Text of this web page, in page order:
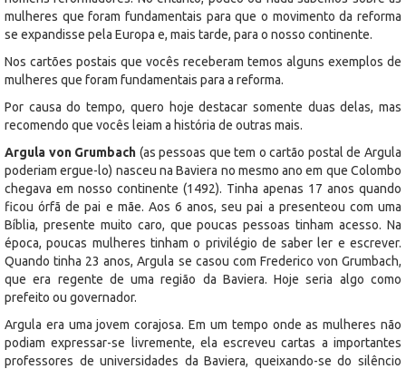
mulheres que foram fundamentais para que o movimento da reforma
se expandisse pela Europa e, mais tarde, para o nosso continente.
Nos cartões postais que vocês receberam temos alguns exemplos de
mulheres que foram fundamentais para a reforma.
Por causa do tempo, quero hoje destacar somente duas delas, mas
recomendo que vocês leiam a história de outras mais.
Argula von Grumbach (as pessoas que tem o cartão postal de Argula
poderiam ergue-lo) nasceu na Baviera no mesmo ano em que Colombo
chegava em nosso continente (1492). Tinha apenas 17 anos quando
ficou órfã de pai e mãe. Aos 6 anos, seu pai a presenteou com uma
Bíblia, presente muito caro, que poucas pessoas tinham acesso. Na
época, poucas mulheres tinham o privilégio de saber ler e escrever.
Quando tinha 23 anos, Argula se casou com Frederico von Grumbach,
que era regente de uma região da Baviera. Hoje seria algo como
prefeito ou governador.
Argula era uma jovem corajosa. Em um tempo onde as mulheres não
podiam expressar-se livremente, ela escreveu cartas a importantes
professores de universidades da Baviera, queixando-se do silêncio